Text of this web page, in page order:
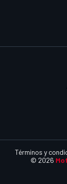
© 2026
Términos y